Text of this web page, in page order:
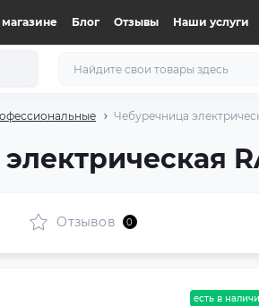
Блог Отзывы Наши услуги
Чебуречница
Отзывов 0
есть в